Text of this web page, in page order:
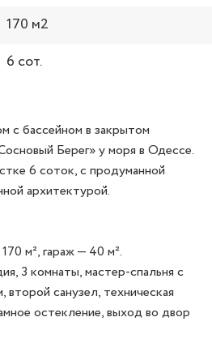
170 м2
6 сот.
с бассейном в закрытом
Берег» у моря в Одессе.
6 соток, с продуманной
архитектурой.
м², гараж — 40 м².
3 комнаты, мастер-спальня с
второй санузел, техническая
остекление, выход во двор